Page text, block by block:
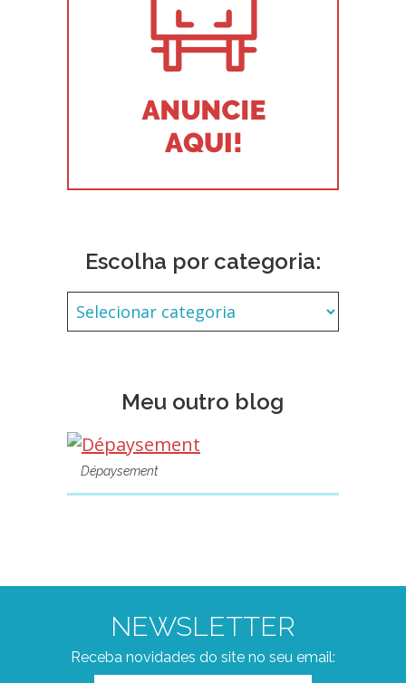
Escolha por categoria:
Meu outro blog
Dépaysement
NEWSLETTER
Receba novidades do site no seu email: